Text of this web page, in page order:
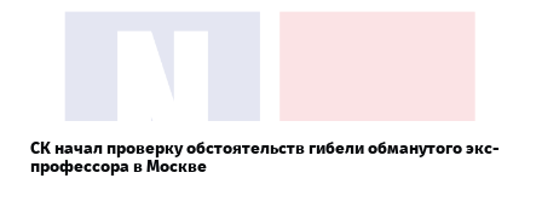
СК начал проверку обстоятельств гибели обманутого экс-
профессора в Москве